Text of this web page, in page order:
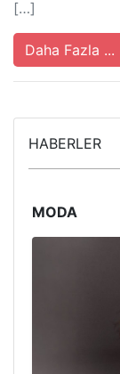
[…]
Daha Fazla ...
HABERLER
MODA